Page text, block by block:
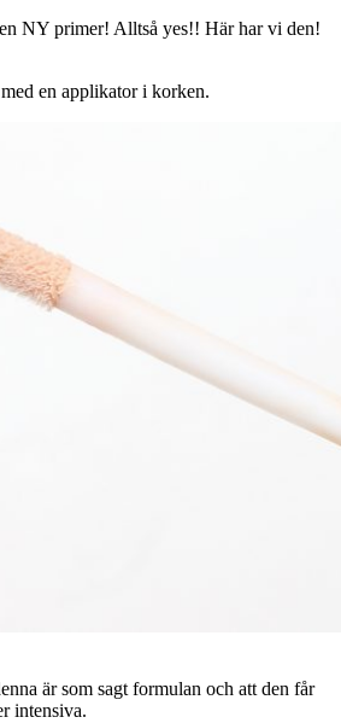
NY primer! Alltså yes!! Här har vi den!
en applikator i korken.
är som sagt formulan och att den får
intensiva.